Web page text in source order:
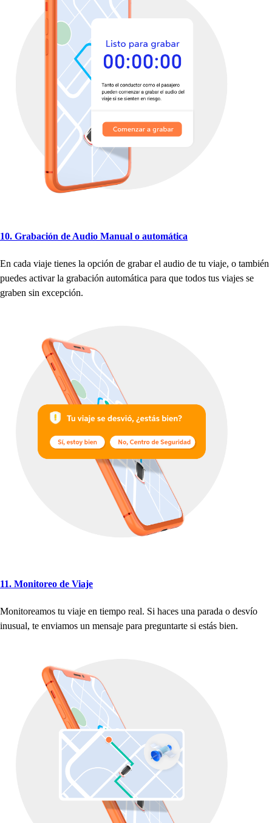
10. Grabación de Audio Manual o automática
En cada viaje tienes la opción de grabar el audio de tu viaje, o también
puedes activar la grabación automática para que todos tus viajes se
graben sin excepción.
11. Monitoreo de Viaje
Monitoreamos tu viaje en tiempo real. Si haces una parada o desvío
inusual, te enviamos un mensaje para preguntarte si estás bien.